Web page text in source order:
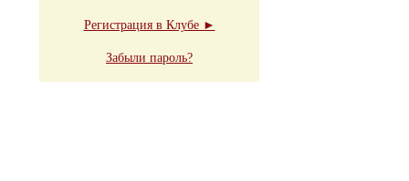
Регистрация в Клубе ►
Забыли пароль?